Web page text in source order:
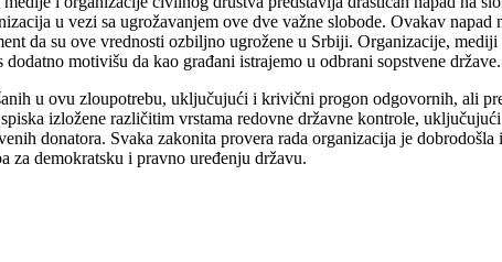
u vezi sa ugrožavanjem ove dve važne slobode. Ovakav
da su ove vrednosti ozbiljno ugrožene u Srbiji. Organizacije,
motivišu da kao građani istrajemo u odbrani sopstvene države.
u ovu zloupotrebu, uključujući i krivični progon odgovornih, ali
izložene različitim vrstama redovne državne kontrole,
donatora. Svaka zakonita provera rada organizacija je dobrodošla
za demokratsku i pravno uređenju državu.